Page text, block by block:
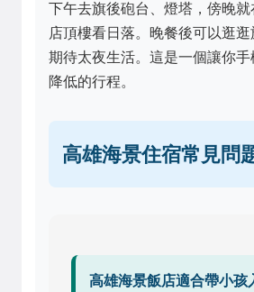
下午去旗後砲台、燈塔，傍晚
店頂樓看日落。晚餐後可以逛逛
期待太夜生活。這是一個讓你
降低的行程。
高雄海景住宿常見問
高雄海景飯店適合帶小孩